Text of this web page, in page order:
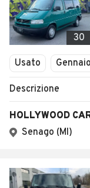
30
Usato
Descrizione
HOLLYWOOD
Senago (MI)